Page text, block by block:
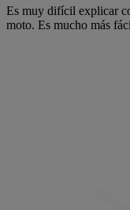
Es muy difícil explicar
moto. Es mucho más